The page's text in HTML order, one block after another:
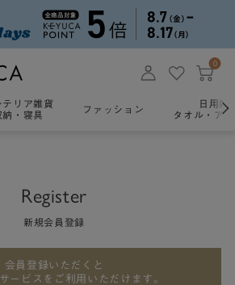
0
テリア雑貨
納・寝具
ファッション
日用雑
タオル・ア
Register
新規会員登録
会員登録いただくと
ービスをご利用いただけます。